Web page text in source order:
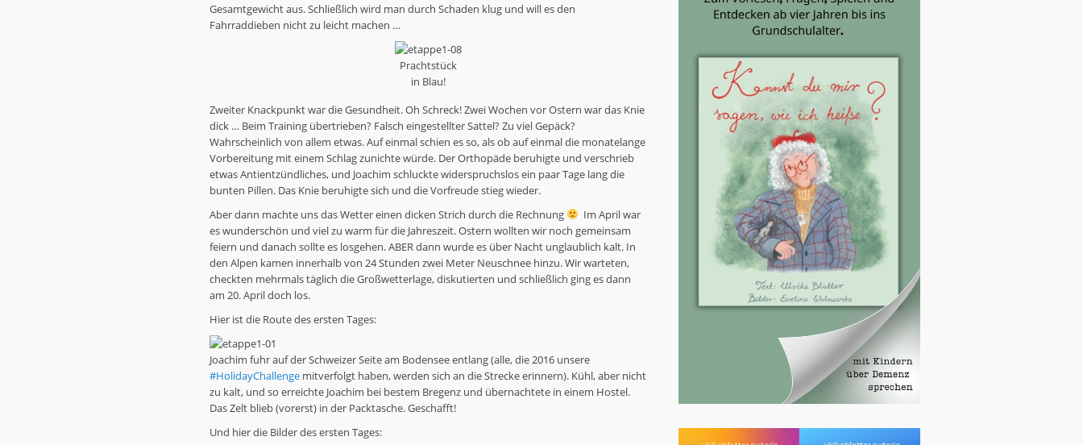
Gesamtgewicht aus. Schließlich wird man durch Schaden klug und will es den
Fahrraddieben nicht zu leicht machen …
Prachtstück
in Blau!
Zweiter Knackpunkt war die Gesundheit. Oh Schreck! Zwei Wochen vor Ostern war das Knie
dick … Beim Training übertrieben? Falsch eingestellter Sattel? Zu viel Gepäck?
Wahrscheinlich von allem etwas. Auf einmal schien es so, als ob auf einmal die monatelange
Vorbereitung mit einem Schlag zunichte würde. Der Orthopäde beruhigte und verschrieb
etwas Antientzündliches, und Joachim schluckte widerspruchslos ein paar Tage lang die
bunten Pillen. Das Knie beruhigte sich und die Vorfreude stieg wieder.
Aber dann machte uns das Wetter einen dicken Strich durch die Rechnung
Im April war
es wunderschön und viel zu warm für die Jahreszeit. Ostern wollten wir noch gemeinsam
feiern und danach sollte es losgehen. ABER dann wurde es über Nacht unglaublich kalt. In
den Alpen kamen innerhalb von 24 Stunden zwei Meter Neuschnee hinzu. Wir warteten,
checkten mehrmals täglich die Großwetterlage, diskutierten und schließlich ging es dann
am 20. April doch los.
Hier ist die Route des ersten Tages:
Joachim fuhr auf der Schweizer Seite am Bodensee entlang (alle, die 2016 unsere
#HolidayChallenge mitverfolgt haben, werden sich an die Strecke erinnern). Kühl, aber nicht
zu kalt, und so erreichte Joachim bei bestem Bregenz und übernachtete in einem Hostel.
Das Zelt blieb (vorerst) in der Packtasche. Geschafft!
Und hier die Bilder des ersten Tages: